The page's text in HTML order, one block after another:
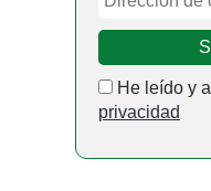
He leído y
privacidad